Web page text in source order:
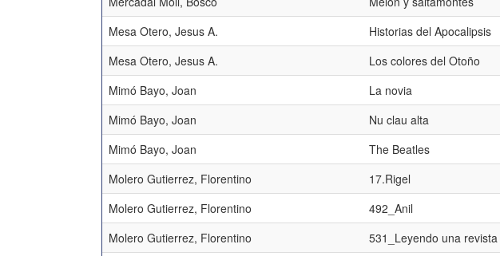
Mesa Otero, Jesus A.
Historias del Apocalipsis
Mesa Otero, Jesus A.
Los colores del Otoño
Mimó Bayo, Joan
La novia
Mimó Bayo, Joan
Nu clau alta
Mimó Bayo, Joan
The Beatles
Molero Gutierrez, Florentino
17.Rigel
Molero Gutierrez, Florentino
492_Anil
Molero Gutierrez, Florentino
531_Leyendo una revista